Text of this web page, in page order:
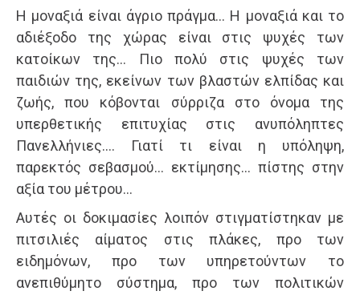
H μοναξιά είναι άγριο πράγμα… Η μοναξιά και το
αδιέξοδο της χώρας είναι στις ψυχές των
κατοίκων της… Πιο πολύ στις ψυχές των
παιδιών της, εκείνων των βλαστών ελπίδας και
ζωής, που κόβονται σύρριζα στο όνομα της
υπερθετικής επιτυχίας στις ανυπόληπτες
Πανελλήνιες…. Γιατί τι είναι η υπόληψη,
παρεκτός σεβασμού… εκτίμησης… πίστης στην
αξία του μέτρου…
Αυτές οι δοκιμασίες λοιπόν στιγματίστηκαν με
πιτσιλιές αίματος στις πλάκες, προ των
ειδημόνων, προ των υπηρετούντων το
ανεπιθύμητο σύστημα, προ των πολιτικών